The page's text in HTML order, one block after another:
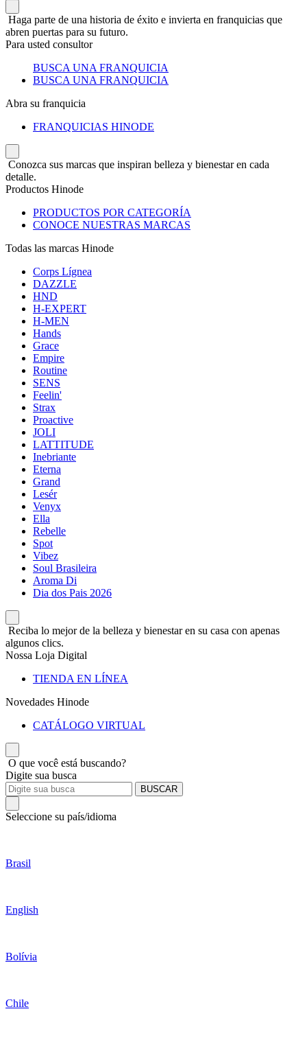
Haga parte de una historia de éxito e invierta en franquicias que
abren puertas para su futuro.
Para usted consultor
BUSCA UNA FRANQUICIA
BUSCA UNA FRANQUICIA
Abra su franquicia
FRANQUICIAS HINODE
Conozca sus marcas que inspiran belleza y bienestar en cada
detalle.
Productos Hinode
PRODUCTOS POR CATEGORÍA
CONOCE NUESTRAS MARCAS
Todas las marcas Hinode
Corps Lígnea
DAZZLE
HND
H-EXPERT
H-MEN
Hands
Grace
Empire
Routine
SENS
Feelin'
Strax
Proactive
JOLI
LATTITUDE
Inebriante
Eterna
Grand
Lesér
Venyx
Ella
Rebelle
Spot
Vibez
Soul Brasileira
Aroma Di
Dia dos Pais 2026
Reciba lo mejor de la belleza y bienestar en su casa con apenas
algunos clics.
Nossa Loja Digital
TIENDA EN LÍNEA
Novedades Hinode
CATÁLOGO VIRTUAL
O que você está buscando?
Digite sua busca
BUSCAR
Seleccione su país/idioma
Brasil
English
Bolívia
Chile